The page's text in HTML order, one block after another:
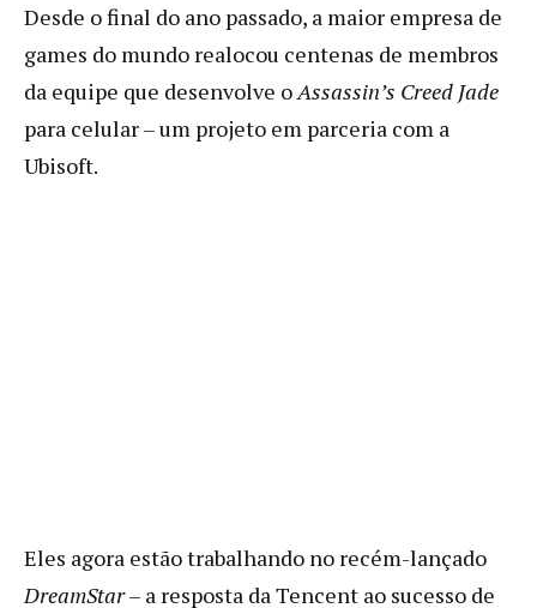
Desde o final do ano passado, a maior empresa de
games do mundo realocou centenas de membros
da equipe que desenvolve oAssassin’s Creed Jade
para celular – um projeto em parceria com a
Ubisoft.
Eles agora estão trabalhando no recém-lançado
DreamStar– a resposta da Tencent ao sucesso de